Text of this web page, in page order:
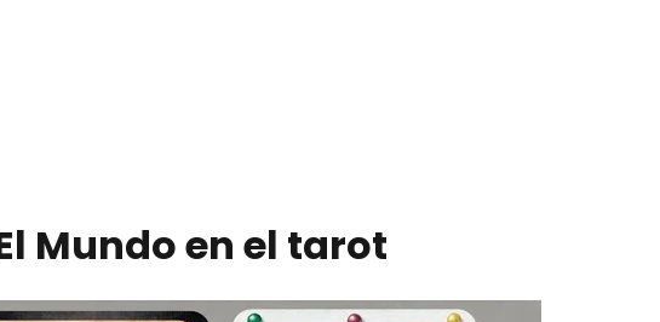
Mundo en el tarot